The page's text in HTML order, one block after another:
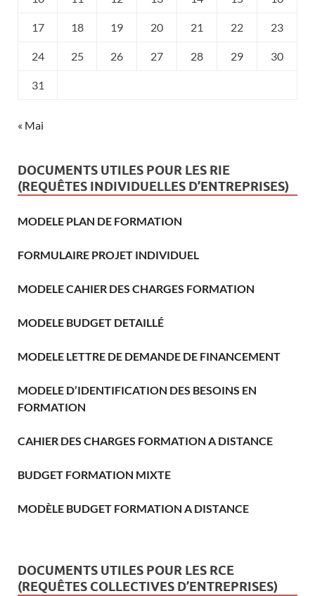
17 18 19 20 21 22 23
24 25 26 27 28 29 30
31
« Mai
DOCUMENTS UTILES POUR LES RIE
(REQUÊTES INDIVIDUELLES D’ENTREPRISES)
MODELE PLAN DE FORMATION
FORMULAIRE PROJET INDIVIDUEL
MODELE CAHIER DES CHARGES FORMATION
MODELE BUDGET DETAILLÉ
MODELE LETTRE DE DEMANDE DE FINANCEMENT
MODELE D’IDENTIFICATION DES BESOINS EN
FORMATION
CAHIER DES CHARGES FORMATION A DISTANCE
BUDGET FORMATION MIXTE
MODÈLE BUDGET FORMATION A DISTANCE
DOCUMENTS UTILES POUR LES RCE
(REQUÊTES COLLECTIVES D’ENTREPRISES)